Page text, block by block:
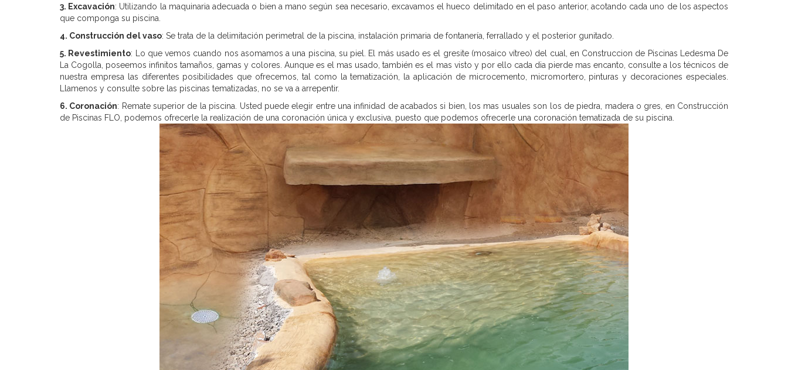
3. Excavación: Utilizando la maquinaria adecuada o bien a mano según sea necesario, excavamos el hueco delimitado en el paso anterior, acotando cada uno de los aspectos
que componga su piscina.
4. Construcción del vaso: Se trata de la delimitación perimetral de la piscina, instalación primaria de fontanería, ferrallado y el posterior gunitado.
5. Revestimiento: Lo que vemos cuando nos asomamos a una piscina, su piel. El más usado es el gresite (mosaico vítreo) del cual, en Construccion de Piscinas Ledesma De
La Cogolla, poseemos infinitos tamaños, gamas y colores. Aunque es el mas usado, también es el mas visto y por ello cada dia pierde mas encanto, consulte a los técnicos de
nuestra empresa las diferentes posibilidades que ofrecemos, tal como la tematización, la aplicación de microcemento, micromortero, pinturas y decoraciones especiales.
Llamenos y consulte sobre las piscinas tematizadas, no se va a arrepentir.
6. Coronación: Remate superior de la piscina. Usted puede elegir entre una infinidad de acabados si bien, los mas usuales son los de piedra, madera o gres, en Construcción
de Piscinas FLO, podemos ofrecerle la realización de una coronación única y exclusiva, puesto que podemos ofrecerle una coronación tematizada de su piscina.